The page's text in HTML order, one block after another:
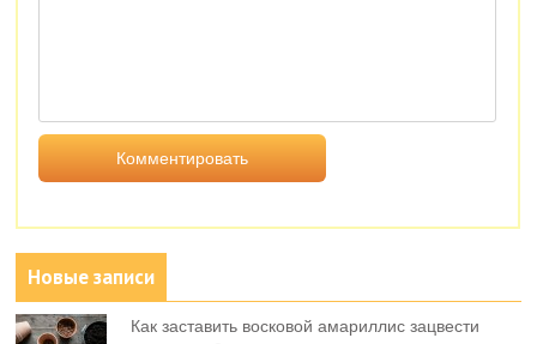
Новые записи
Как заставить восковой амариллис зацвести